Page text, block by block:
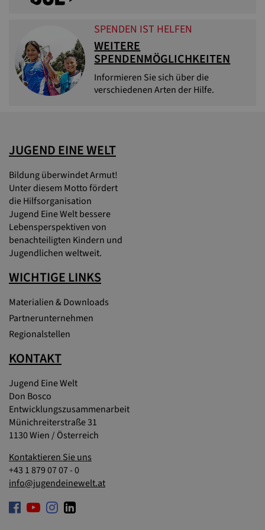
SPENDEN IST HELFEN
WEITERE
SPENDENMÖGLICHKEITEN
Informieren Sie sich über die
verschiedenen Arten der Hilfe.
JUGEND EINE WELT
Bildung überwindet Armut!
Unter diesem Motto fördert
die Hilfsorganisation
Jugend Eine Welt bessere
Lebensperspektiven von
benachteiligten Kindern und
Jugendlichen weltweit.
WICHTIGE LINKS
Materialien & Downloads
Partnerunternehmen
Regionalstellen
KONTAKT
Jugend Eine Welt
Don Bosco
Entwicklungszusammenarbeit
Münichreiterstraße 31
1130 Wien / Österreich
Kontaktieren Sie uns
+43 1 879 07 07 - 0
info@jugendeinewelt.at